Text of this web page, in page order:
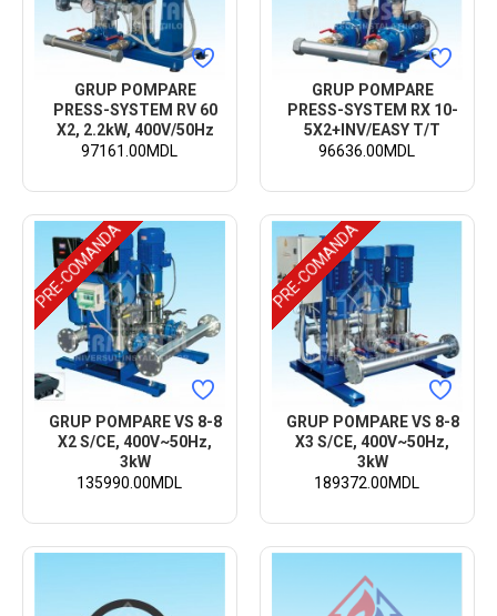
GRUP POMPARE
PRESS-SYSTEM RV 60
X2, 2.2kW, 400V/50Hz
97161.00MDL
GRUP POMPARE
PRESS-SYSTEM RX 10-
5X2+INV/EASY T/T
96636.00MDL
PRE-COMANDA
GRUP POMPARE VS 8-8
X2 S/CE, 400V~50Hz,
3kW
135990.00MDL
PRE-COMANDA
GRUP POMPARE VS 8-8
X3 S/CE, 400V~50Hz,
3kW
189372.00MDL